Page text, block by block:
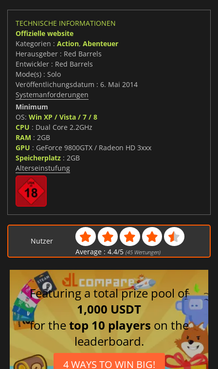
TECHNISCHE INFORMATIONEN
Offizielle website
Kategorien : Action, Abenteuer
Herausgeber : Red Barrels
Entwickler : Red Barrels
Mode(s) : Solo
Veröffentlichungsdatum : 6. Mai 2014
Systemanforderungen
Minimum
OS: Win XP / Vista / 7 / 8
CPU : Dual Core 2.2GHz
RAM : 2GB
GPU : GeForce 9800GTX / Radeon HD 3xxx
Speicherplatz : 2GB
Alterseinstufung
Nutzer
Average : 4.4/5 (45Wertungen)
Featuring a total prize pool of
1,000 USDT
for thetop 10 players on the
leaderboard.
4 WAYS TO WIN BIG!